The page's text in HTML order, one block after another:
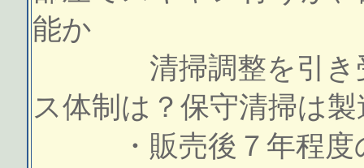
能か
清掃調整を引き受
ス体制は？保守清掃は
・販売後７年程度の